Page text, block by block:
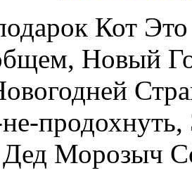
Кот
Новый
Дед Морозыч